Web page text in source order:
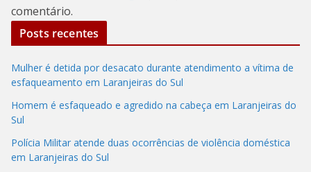
comentário.
Posts recentes
Mulher é detida por desacato durante atendimento a vítima de
esfaqueamento em Laranjeiras do Sul
Homem é esfaqueado e agredido na cabeça em Laranjeiras do
Sul
Polícia Militar atende duas ocorrências de violência doméstica
em Laranjeiras do Sul